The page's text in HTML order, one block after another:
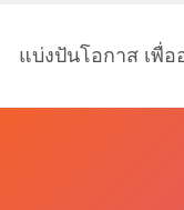
แบ่งปันโอกาส เพื่